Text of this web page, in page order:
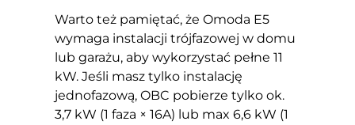
Warto też pamiętać, że Omoda E5
wymaga instalacji trójfazowej w domu
lub garażu, aby wykorzystać pełne 11
kW. Jeśli masz tylko instalację
jednofazową, OBC pobierze tylko ok.
3,7 kW (1 faza × 16A) lub max 6,6 kW (1